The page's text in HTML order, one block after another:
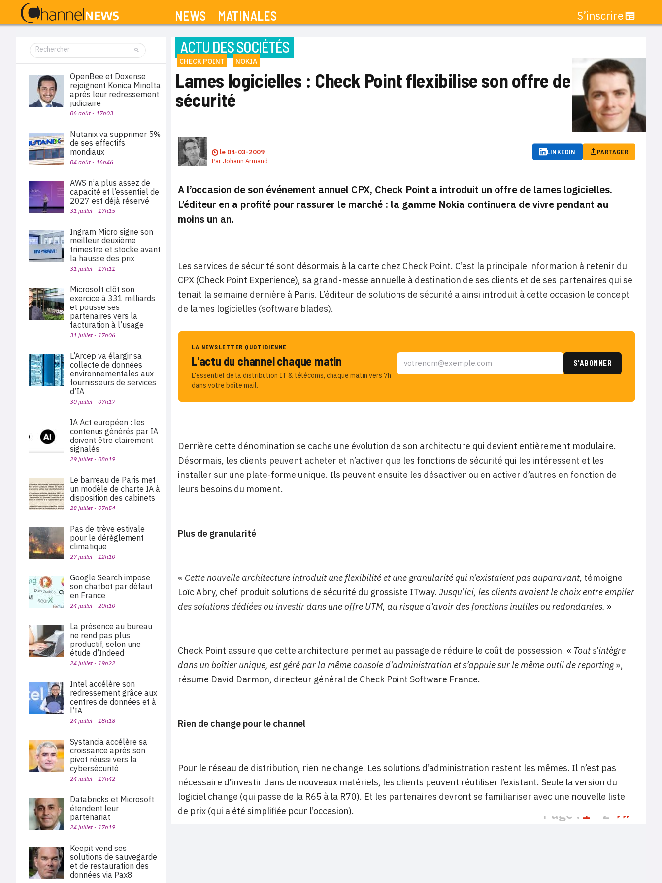
NEWS MATINALES S’inscrire
ACTU DES SOCIÉTÉS
CHECK POINT NOKIA
Lames logicielles : Check Point flexibilise son offre de
sécurité
le 04-03-2009
Par Johann Armand
LINKEDIN PARTAGER
A l’occasion de son événement annuel CPX, Check Point a introduit un offre de lames logicielles.
L’éditeur en a profité pour rassurer le marché : la gamme Nokia continuera de vivre pendant au
moins un an.
Les services de sécurité sont désormais à la carte chez Check Point. C’est la principale information à retenir du
CPX (Check Point Experience), sa grand-messe annuelle à destination de ses clients et de ses partenaires qui se
tenait la semaine dernière à Paris. L’éditeur de solutions de sécurité a ainsi introduit à cette occasion le concept
de lames logicielles (software blades).
LA NEWSLETTER QUOTIDIENNE
L'actu du channel chaque matin
L'essentiel de la distribution IT & télécoms, chaque matin vers 7h
dans votre boîte mail.
Derrière cette dénomination se cache une évolution de son architecture qui devient entièrement modulaire.
Désormais, les clients peuvent acheter et n’activer que les fonctions de sécurité qui les intéressent et les
installer sur une plate-forme unique. Ils peuvent ensuite les désactiver ou en activer d’autres en fonction de
leurs besoins du moment.
Plus de granularité
« Cette nouvelle architecture introduit une flexibilité et une granularité qui n’existaient pas auparavant, témoigne
Loïc Abry, chef produit solutions de sécurité du grossiste ITway. Jusqu’ici, les clients avaient le choix entre empiler
des solutions dédiées ou investir dans une offre UTM, au risque d’avoir des fonctions inutiles ou redondantes. »
Check Point assure que cette architecture permet au passage de réduire le coût de possession. « Tout s’intègre
dans un boîtier unique, est géré par la même console d’administration et s’appuie sur le même outil de reporting»,
résume David Darmon, directeur général de Check Point Software France.
Rien de change pour le channel
Pour le réseau de distribution, rien ne change. Les solutions d’administration restent les mêmes. Il n’est pas
nécessaire d’investir dans de nouveaux matériels, les clients peuvent réutiliser l’existant. Seule la version du
logiciel change (qui passe de la R65 à la R70). Et les partenaires devront se familiariser avec une nouvelle liste
de prix (qui a été simplifiée pour l’occasion).
Page : 1 2
OpenBee et Doxense
rejoignent Konica Minolta
après leur redressement
judiciaire
06 août - 17h03
Nutanix va supprimer 5%
de ses effectifs
mondiaux
04 août - 16h46
AWS n’a plus assez de
capacité et l’essentiel de
2027 est déjà réservé
31 juillet - 17h15
Ingram Micro signe son
meilleur deuxième
trimestre et stocke avant
la hausse des prix
31 juillet - 17h11
Microsoft clôt son
exercice à 331 milliards
et pousse ses
partenaires vers la
facturation à l’usage
31 juillet - 17h06
L’Arcep va élargir sa
collecte de données
environnementales aux
fournisseurs de services
d’IA
30 juillet - 07h17
IA Act européen : les
contenus générés par IA
doivent être clairement
signalés
29 juillet - 08h19
Le barreau de Paris met
un modèle de charte IA à
disposition des cabinets
28 juillet - 07h54
Pas de trève estivale
pour le dérèglement
climatique
27 juillet - 12h10
Google Search impose
son chatbot par défaut
en France
24 juillet - 20h10
La présence au bureau
ne rend pas plus
productif, selon une
étude d’Indeed
24 juillet - 19h22
Intel accélère son
redressement grâce aux
centres de données et à
l’IA
24 juillet - 18h18
Systancia accélère sa
croissance après son
pivot réussi vers la
cybersécurité
24 juillet - 17h42
Databricks et Microsoft
étendent leur
partenariat
24 juillet - 17h19
Keepit vend ses
solutions de sauvegarde
et de restauration des
données via Pax8